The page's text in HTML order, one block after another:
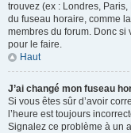
trouvez (ex : Londres,
du fuseau horaire, comme
membres du forum. Donc si
pour le faire.
Haut
J’ai changé mon fuseau
Si vous êtes sûr d’avoir
l’heure est toujours
Signalez ce problème à un